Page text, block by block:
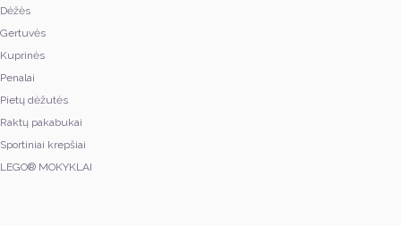
Dėžės
Gertuvės
Kuprinės
Penalai
Pietų dėžutės
Raktų pakabukai
Sportiniai krepšiai
LEGO® MOKYKLAI